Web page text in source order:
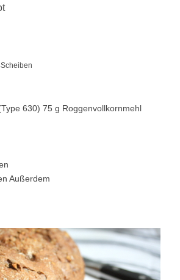
630) 75 g Roggenvollkornmehl
Außerdem